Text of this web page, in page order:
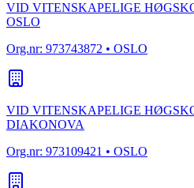
VID VITENSKAPELIGE
OSLO
Org.nr: 973743872 • OSLO
VID VITENSKAPELIGE
DIAKONOVA
Org.nr: 973109421 • OSLO